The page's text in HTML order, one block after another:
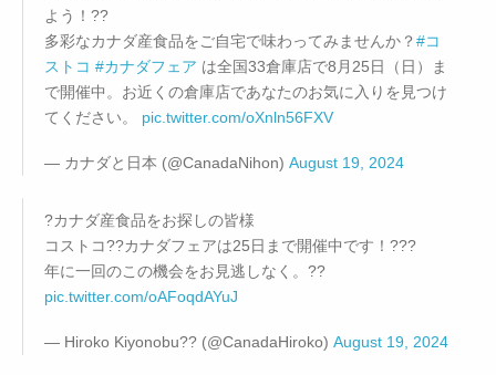
よう！??
多彩なカナダ産食品をご自宅で味わってみませんか？ #コ
ストコ #カナダフェア は全国33倉庫店で8月25日（日）ま
で開催中。お近くの倉庫店であなたのお気に入りを見つけ
てください。 pic.twitter.com/oXnln56FXV
— カナダと日本 (@CanadaNihon) August 19, 2024
?カナダ産食品をお探しの皆様
コストコ??カナダフェアは25日まで開催中です！???
年に一回のこの機会をお見逃しなく。??
pic.twitter.com/oAFoqdAYuJ
— Hiroko Kiyonobu?? (@CanadaHiroko) August 19, 2024